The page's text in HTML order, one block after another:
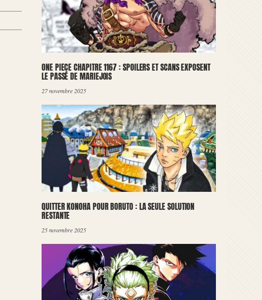
ONE PIECE CHAPITRE 1167 : SPOILERS ET SCANS EXPOSENT
LE PASSÉ DE MARIEJOIS
27 novembre 2025
QUITTER KONOHA POUR BORUTO : LA SEULE SOLUTION
RESTANTE
25 novembre 2025